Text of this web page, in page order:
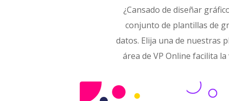
¿Cansado de diseñar
conjunto de plantillas de
datos. Elija una de nuestras
área de VP Online facilita